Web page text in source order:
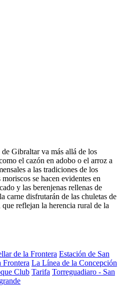
Gibraltar va más allá de los
el cazón en adobo o el arroz a
a las tradiciones de los
se hacen evidentes en
y las berenjenas rellenas de
carne disfrutarán de las chuletas de
reflejan la herencia rural de la
de la Frontera Estación de San
Frontera La Línea de la Concepción
Club Tarifa Torreguadiaro - San